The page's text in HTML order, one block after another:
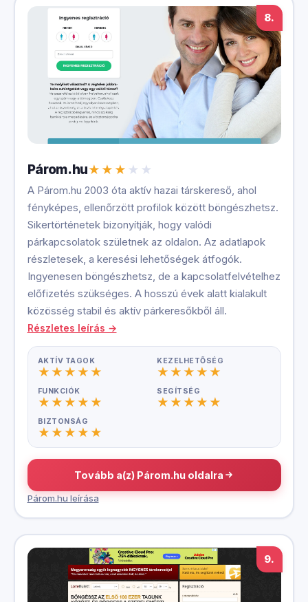
8.
Párom.hu
A Párom.hu 2003 óta aktív hazai társkereső, ahol
fényképes, ellenőrzött profilok között böngészhetsz.
Sikertörténetek bizonyítják, hogy valódi
párkapcsolatok születnek az oldalon. Az adatlapok
részletesek, a keresési lehetőségek átfogók.
Ingyenesen böngészhetsz, de a kapcsolatfelvételhez
előfizetés szükséges. A hosszú évek alatt kialakult
közösség stabil és aktív párkeresőkből áll.
Részletes leírás →
AKTÍV TAGOK KEZELHETŐSÉG
FUNKCIÓK SEGÍTSÉG
BIZTONSÁG
Tovább a(z) Párom.hu oldalra
Párom.hu leírása
9.